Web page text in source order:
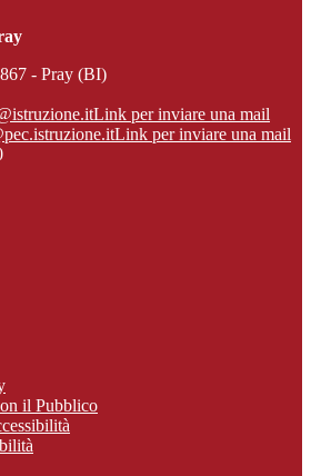
- Pray (BI)
Link per inviare una mail
Link per inviare una mail
il Pubblico